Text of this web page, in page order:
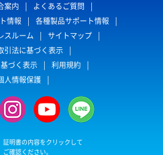
案内
よくあるご質問
情報
各種製品サポート情報
スルーム
サイトマップ
引法に基づく表示
づく表示
利用規約
人情報保護
証明書の内容をクリックして
ご確認ください。